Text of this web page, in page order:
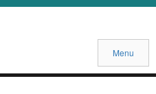
Menu